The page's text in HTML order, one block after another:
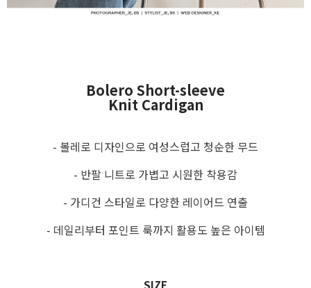
Bolero Short-sleeve
Knit Cardigan
- 볼레로 디자인으로 여성스럽고 청순한 무드
- 반팔 니트로 가볍고 시원한 착용감
- 가디건 스타일로 다양한 레이어드 연출
- 데일리부터 포인트 룩까지 활용도 높은 아이템
SIZE